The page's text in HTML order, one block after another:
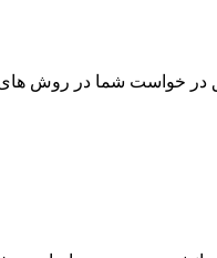
در خواست شما در روش